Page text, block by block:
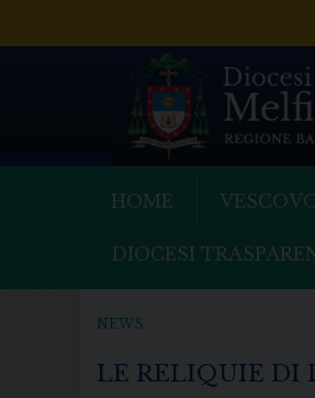
HOME
DIOCESI
NEWS
LE RELIQUIE DI